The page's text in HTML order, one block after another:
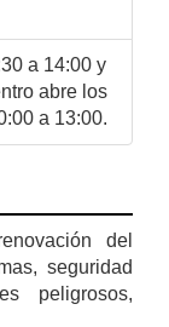
a 14:00 y
abre los
a 13:00.
del
seguridad
peligrosos,